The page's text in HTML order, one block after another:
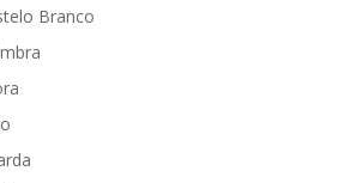
Branco